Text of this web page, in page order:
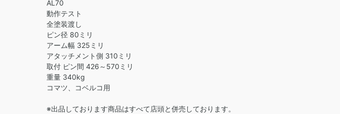
AL70
動作テスト
全塗装渡し
ピン径 80ミリ
アーム幅 325ミリ
アタッチメント側 310ミリ
取付 ピン間 426～570ミリ
重量 340kg
コマツ、コベルコ用
※出品しております商品はすべて店頭と併売しております。